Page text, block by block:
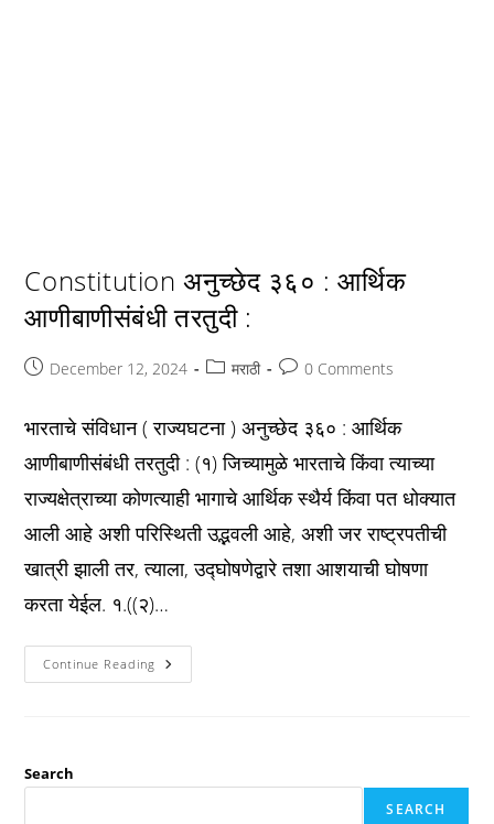
Constitution अनुच्छेद ३६० : आर्थिक
आणीबाणीसंबंधी तरतुदी :
PostDecember 12, 2024
Postमराठी
Post0 Comments
भारताचे संविधान ( राज्यघटना ) अनुच्छेद ३६० : आर्थिक
आणीबाणीसंबंधी तरतुदी : (१) जिच्यामुळे भारताचे किंवा त्याच्या
राज्यक्षेत्राच्या कोणत्याही भागाचे आर्थिक स्थैर्य किंवा पत धोक्यात
आली आहे अशी परिस्थिती उद्भवली आहे, अशी जर राष्ट्रपतीची
खात्री झाली तर, त्याला, उद्घोषणेद्वारे तशा आशयाची घोषणा
करता येईल. १.((२)…
Continue Reading Constitution
अनुच्छेद
Search
SEARCH